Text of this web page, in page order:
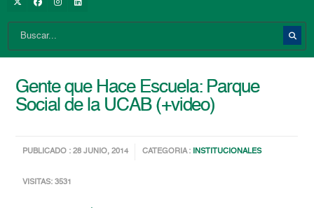
Gente que Hace Escuela: Parque
Social de la UCAB (+video)
PUBLICADO : 28 JUNIO, 2014 CATEGORIA : INSTITUCIONALES
VISITAS: 3531